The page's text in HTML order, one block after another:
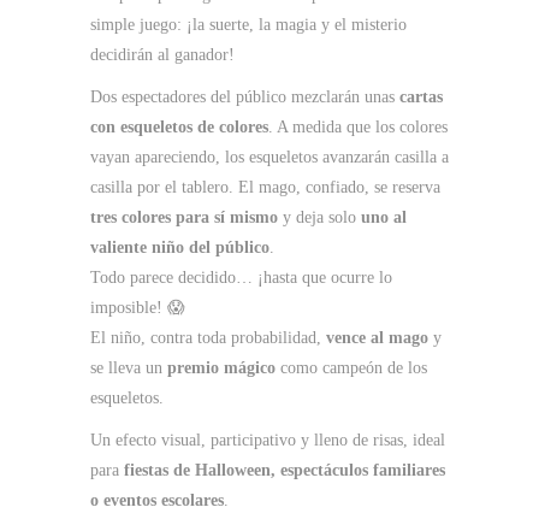
simple juego: ¡la suerte, la magia y el misterio
decidirán al ganador!
Dos espectadores del público mezclarán unas cartas
con esqueletos de colores . A medida que los colores
vayan apareciendo, los esqueletos avanzarán casilla a
casilla por el tablero. El mago, confiado, se reserva
tres colores para sí mismo y deja solo uno al
valiente niño del público
Todo parece decidido… ¡hasta que ocurre lo
imposible! 😱
El niño, contra toda probabilidad, vence al mago y
se lleva un premio mágico como campeón de los
esqueletos.
Un efecto visual, participativo y lleno de risas, ideal
para fiestas de Halloween, espectáculos familiares
o eventos escolares